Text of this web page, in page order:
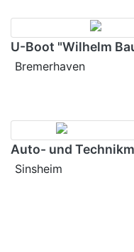
U-Boot "Wilhelm
Bremerhaven
Auto- und
Sinsheim